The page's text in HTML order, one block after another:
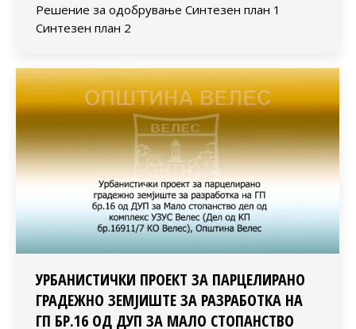
Решение за одобрување Синтезен план 1
Синтезен план 2
УРБАНИСТИЧКИ ПРОЕКТ ЗА ПАРЦЕЛИРАНО
ГРАДЕЖНО ЗЕМЈИШТЕ ЗА РАЗРАБОТКА НА
ГП БР.16 ОД ДУП ЗА МАЛО СТОПАНСТВО